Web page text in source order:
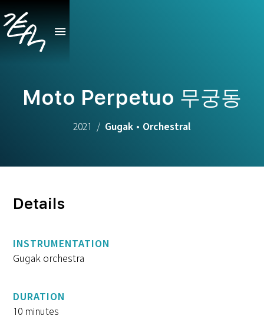
Moto Perpetuo 무궁동
2021 / Gugak • Orchestral
Details
INSTRUMENTATION
Gugak orchestra
DURATION
10 minutes